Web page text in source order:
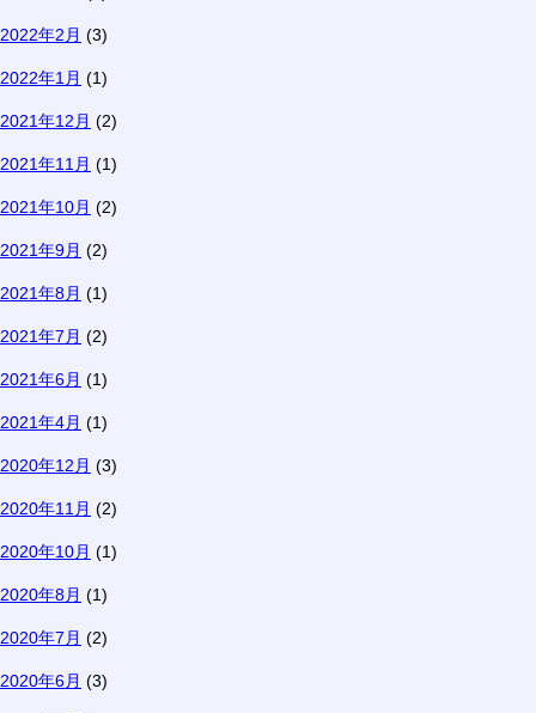
2022年2月 (3)
2022年1月 (1)
2021年12月 (2)
2021年11月 (1)
2021年10月 (2)
2021年9月 (2)
2021年8月 (1)
2021年7月 (2)
2021年6月 (1)
2021年4月 (1)
2020年12月 (3)
2020年11月 (2)
2020年10月 (1)
2020年8月 (1)
2020年7月 (2)
2020年6月 (3)